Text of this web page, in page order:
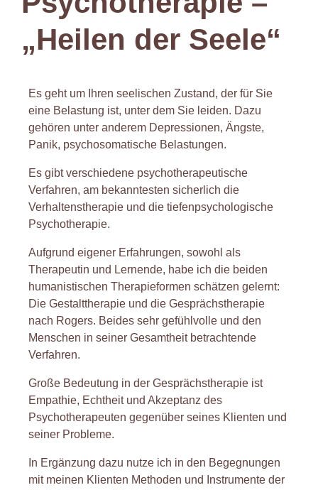
„Heilen der Seele“
Es geht um Ihren seelischen Zustand, der für Sie
eine Belastung ist, unter dem Sie leiden. Dazu
gehören unter anderem Depressionen, Ängste,
Panik, psychosomatische Belastungen.
Es gibt verschiedene psychotherapeutische
Verfahren, am bekanntesten sicherlich die
Verhaltenstherapie und die tiefenpsychologische
Psychotherapie.
Aufgrund eigener Erfahrungen, sowohl als
Therapeutin und Lernende, habe ich die beiden
humanistischen Therapieformen schätzen gelernt:
Die Gestalttherapie und die Gesprächstherapie
nach Rogers. Beides sehr gefühlvolle und den
Menschen in seiner Gesamtheit betrachtende
Verfahren.
Große Bedeutung in der Gesprächstherapie ist
Empathie, Echtheit und Akzeptanz des
Psychotherapeuten gegenüber seines Klienten und
seiner Probleme.
In Ergänzung dazu nutze ich in den Begegnungen
mit meinen Klienten Methoden und Instrumente der